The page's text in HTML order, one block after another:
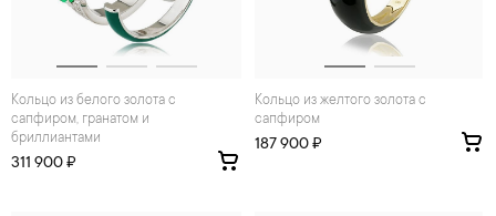
Кольцо из белого золота с
сапфиром, гранатом и
бриллиантами
311 900 ₽
Кольцо из желтого золота с
сапфиром
187 900 ₽